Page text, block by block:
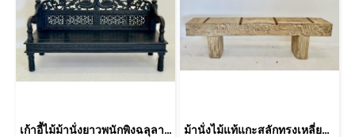
เก้าอี้ไม้ม้านั่งยาวพนักพิงฉลุลายสีดำ ม้านั่งไม้แท้แกะสลักทรงเหลี่ยมเรียบง่าย